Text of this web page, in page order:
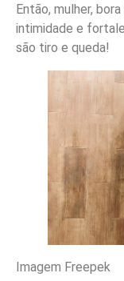
Então, mulher,
intimidade e
são tiro e queda!
Imagem Freepek